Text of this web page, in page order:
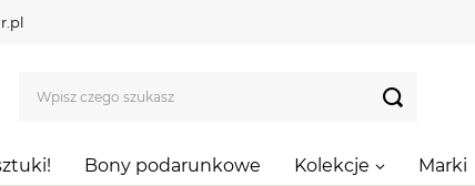
Bony podarunkowe Kolekcje Marki